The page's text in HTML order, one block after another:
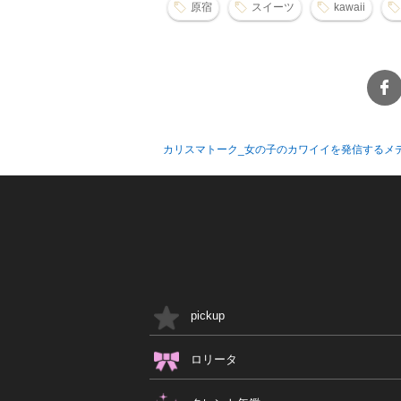
原宿 スイーツ kawaii
カリスマトーク_女の子のカワイイを発信するメ
pickup
ロリータ